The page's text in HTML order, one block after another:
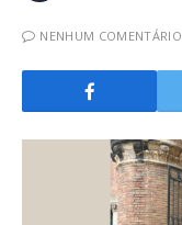
NENHUM COMENTÁRIO